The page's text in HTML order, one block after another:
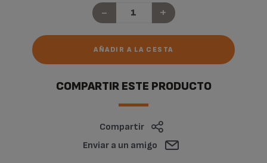
- +
AÑADIR A LA CESTA
COMPARTIR ESTE PRODUCTO
Compartir
Enviar a un amigo